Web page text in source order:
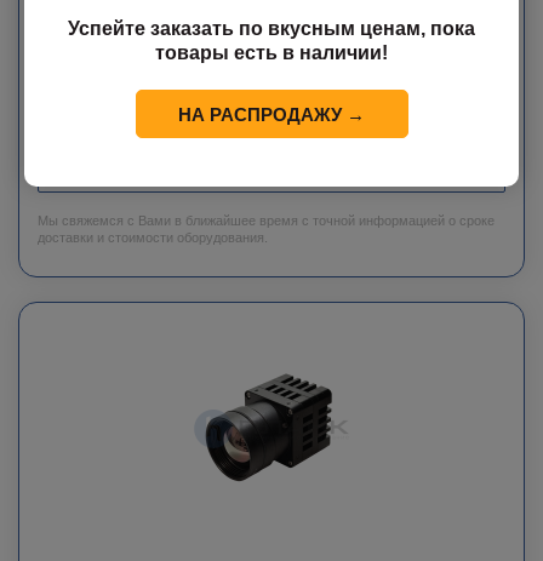
наблюдение, мониторинг нефтяных месторождений,
предотвращение лесных пожаров и научные исследования в
Цена по запросу
Мы свяжемся с Вами в ближайшее время с точной информацией о сроке
доставки и стоимости оборудования.
Успейте заказать по вкусным ценам, пока
товары есть в наличии!
НА РАСПРОДАЖУ →